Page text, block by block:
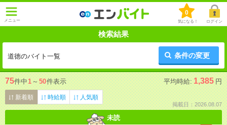
メニュー
0
気になる！ ログイン
検索結果
道徳のバイト一覧 条件の変更
75件中1 ～ 50件表示 平均時給: 1,385 円
新着順 時給順 人気順
掲載日：2026.08.07
未読